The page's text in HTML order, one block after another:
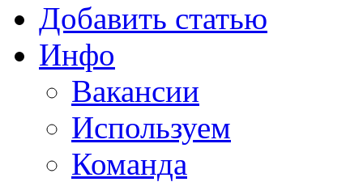
Добавить статью
Инфо
Вакансии
Используем
Команда